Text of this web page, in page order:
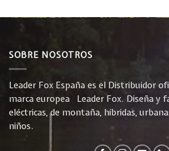
SOBRE NOSOTROS
Leader Fox España es el Distribuidor
marca europea Leader Fox. Diseña y
eléctricas, de montaña, híbridas,
niños.